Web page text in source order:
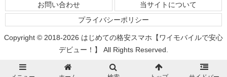
お問い合わせ
当サイトについて
プライバシーポリシー
Copyright © 2018-2026 はじめての格安スマホ【ワイモバイルで安心
デビュー！】 All Rights Reserved.